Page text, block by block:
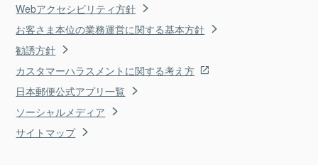
Webアクセシビリティ方針
お客さま本位の業務運営に関する基本方針
勧誘方針
カスタマーハラスメントに関する考え方
日本郵便公式アプリ一覧
ソーシャルメディア
サイトマップ